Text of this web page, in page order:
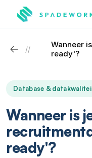
//
Wanneer
ready'?
Database &
Wanneer is
ready'?